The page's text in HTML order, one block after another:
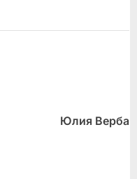
Юлия Верба